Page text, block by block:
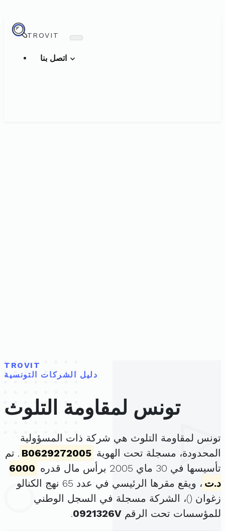
TROVIT
TROVIT
دليل الشركات التونسية
تونس لمقاومة التلوث
تونس لمقاومة التلوث هي شركة ذات المسؤولية
المحدودة، مسجلة تحت الهوية B0629272005 . تم
تأسيسها في 30 ماي 2005 برأس مال قدره
6000
د.ت
، ويقع مقرها الرئيسي في عدد 65 نهج الكنالو
زغوان ()، الشركة مسجلة في السجل الوطني
للمؤسسات تحت الرقم 0921326V
.